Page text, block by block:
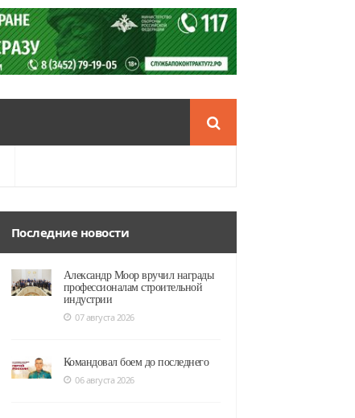
Последние новости
Александр Моор вручил награды
профессионалам строительной
индустрии
07 августа 2026
Командовал боем до последнего
06 августа 2026